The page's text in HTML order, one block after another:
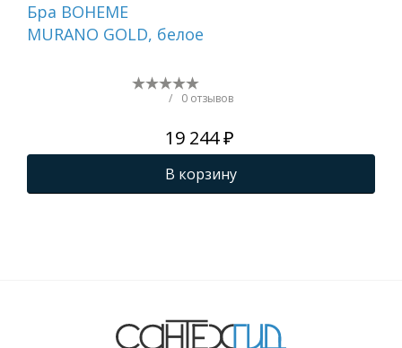
Бра BOHEME
MURANO GOLD, белое
/ 0 отзывов
19 244 ₽
В корзину